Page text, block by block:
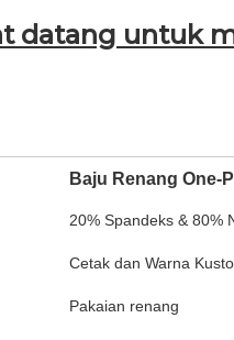
datang untuk
Baju Renang One-
20% Spandeks & 80%
Cetak dan Warna
Pakaian renang